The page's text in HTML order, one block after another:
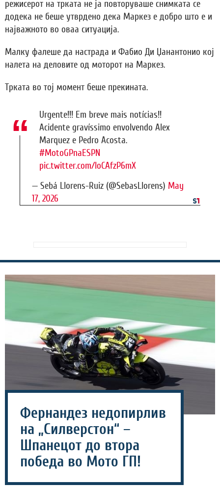
режисерот на трката не ја повторуваше снимката се
додека не беше утврдено дека Маркез е добро што е и
најважното во оваа ситуација.
Малку фалеше да настрада и Фабио Ди Џанантонио кој
налета на деловите од моторот на Маркез.
Трката во тој момент беше прекината.
Urgente!!! Em breve mais notícias!!
Acidente gravíssimo envolvendo Alex
Marquez e Pedro Acosta.
#MotoGPnaESPN
pic.twitter.com/loCAfzP6mX
— Sebá Llorens-Ruiz (@SebasLlorens) May
17, 2026
Фернандез недопирлив
на „Силверстон“ –
Шпанецот до втора
победа во Мото ГП!